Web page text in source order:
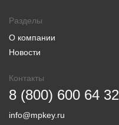
Разделы
О компании
Новости
Контакты
8 (800) 600 64 32
info@mpkey.ru